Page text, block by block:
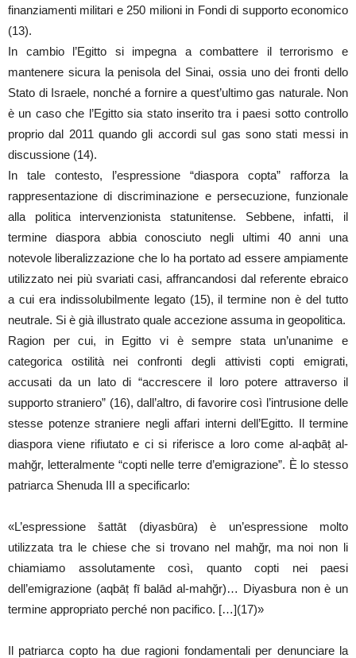
finanziamenti militari e 250 milioni in Fondi di supporto economico
(13).
In cambio l’Egitto si impegna a combattere il terrorismo e
mantenere sicura la penisola del Sinai, ossia uno dei fronti dello
Stato di Israele, nonché a fornire a quest’ultimo gas naturale. Non
è un caso che l’Egitto sia stato inserito tra i paesi sotto controllo
proprio dal 2011 quando gli accordi sul gas sono stati messi in
discussione (14).
In tale contesto, l’espressione “diaspora copta” rafforza la
rappresentazione di discriminazione e persecuzione, funzionale
alla politica intervenzionista statunitense. Sebbene, infatti, il
termine diaspora abbia conosciuto negli ultimi 40 anni una
notevole liberalizzazione che lo ha portato ad essere ampiamente
utilizzato nei più svariati casi, affrancandosi dal referente ebraico
a cui era indissolubilmente legato (15), il termine non è del tutto
neutrale. Si è già illustrato quale accezione assuma in geopolitica.
Ragion per cui, in Egitto vi è sempre stata un’unanime e
categorica ostilità nei confronti degli attivisti copti emigrati,
accusati da un lato di “accrescere il loro potere attraverso il
supporto straniero” (16), dall’altro, di favorire così l’intrusione delle
stesse potenze straniere negli affari interni dell’Egitto. Il termine
diaspora viene rifiutato e ci si riferisce a loro come al-aqbāṭ al-
mahğr, letteralmente “copti nelle terre d’emigrazione”. È lo stesso
patriarca Shenuda III a specificarlo:
«L’espressione šattāt (diyasbūra) è un’espressione molto
utilizzata tra le chiese che si trovano nel mahğr, ma noi non li
chiamiamo assolutamente così, quanto copti nei paesi
dell’emigrazione (aqbāṭ fī balād al-mahğr)… Diyasbura non è un
termine appropriato perché non pacifico. […](17)»
Il patriarca copto ha due ragioni fondamentali per denunciare la